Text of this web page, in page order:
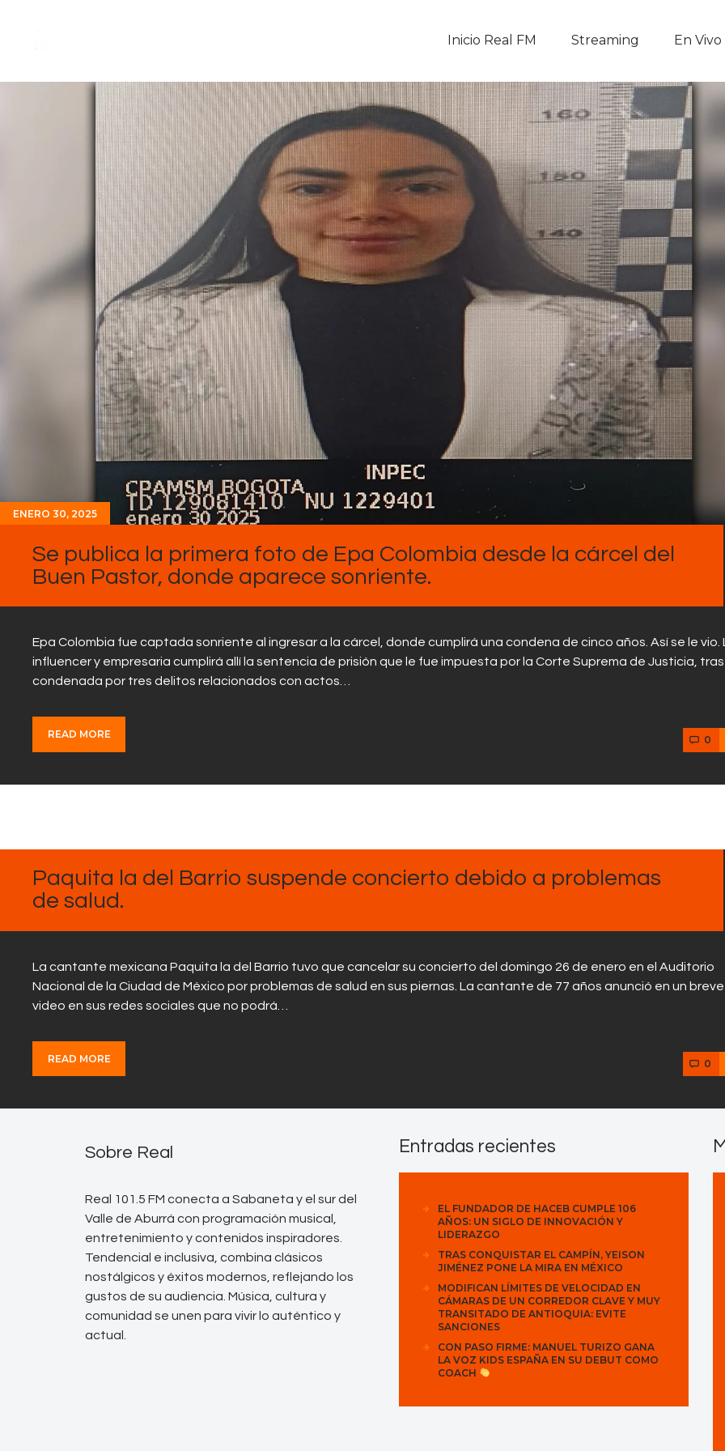
Inicio Real FM Streaming En Vivo
En Vivo
Descarga La APP
Programas
Noticias
Equipo
Sobre Nosotros
Contactos
ENERO 30, 2025
Se publica la primera foto de Epa Colombia desde la cárcel del
Buen Pastor, donde aparece sonriente.
Epa Colombia fue captada sonriente al ingresar a la cárcel, donde cumplirá una condena de cinco años. Así se le vio.
influencer y empresaria cumplirá allí la sentencia de prisión que le fue impuesta por la Corte Suprema de Justicia,
condenada por tres delitos relacionados con actos…
READ MORE 0
Paquita la del Barrio suspende concierto debido a problemas
de salud.
La cantante mexicana Paquita la del Barrio tuvo que cancelar su concierto del domingo 26 de enero en el Auditorio
Nacional de la Ciudad de México por problemas de salud en sus piernas. La cantante de 77 años anunció en un breve
video en sus redes sociales que no podrá…
READ MORE 0
Sobre Real
Real 101.5 FM conecta a Sabaneta y el sur del
Valle de Aburrá con programación musical,
entretenimiento y contenidos inspiradores.
Tendencial e inclusiva, combina clásicos
nostálgicos y éxitos modernos, reflejando los
gustos de su audiencia. Música, cultura y
comunidad se unen para vivir lo auténtico y
actual.
Entradas recientes
EL FUNDADOR DE HACEB CUMPLE 106
AÑOS: UN SIGLO DE INNOVACIÓN Y
LIDERAZGO
TRAS CONQUISTAR EL CAMPÍN, YEISON
JIMÉNEZ PONE LA MIRA EN MÉXICO
MODIFICAN LÍMITES DE VELOCIDAD EN
CÁMARAS DE UN CORREDOR CLAVE Y MUY
TRANSITADO DE ANTIOQUIA: EVITE
SANCIONES
CON PASO FIRME: MANUEL TURIZO GANA
LA VOZ KIDS ESPAÑA EN SU DEBUT COMO
COACH